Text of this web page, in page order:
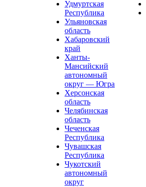
Удмуртская
Республика
Ульяновская
область
Хабаровский
край
Ханты-
Мансийский
автономный
округ — Югра
Херсонская
область
Челябинская
область
Чеченская
Республика
Чувашская
Рeспублика
Чукотский
автономный
округ